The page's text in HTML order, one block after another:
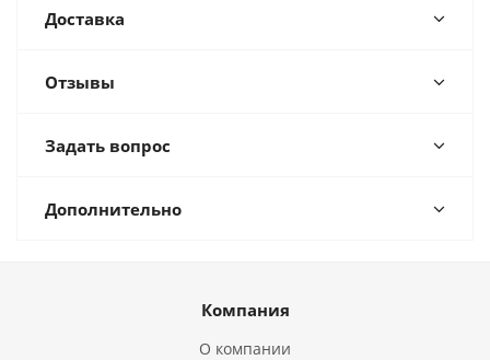
Доставка
Отзывы
Задать вопрос
Дополнительно
Компания
О компании